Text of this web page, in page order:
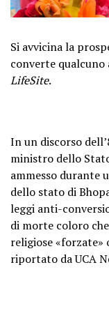
Si avvicina la
converte
LifeSite.
In un discorso
ministro dello
ammesso durante
dello stato di
leggi anti-
di morte coloro
religiose «forzate»
riportato da UCA